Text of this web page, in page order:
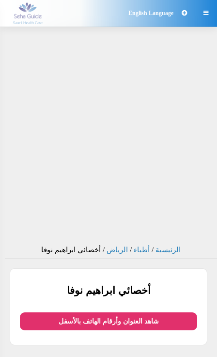

English Language
الرئيسية / أطباء / الرياض / أخصائي ابراهيم نوفا
أخصائي ابراهيم نوفا
شاهد العنوان وأرقام الهاتف بالأسفل